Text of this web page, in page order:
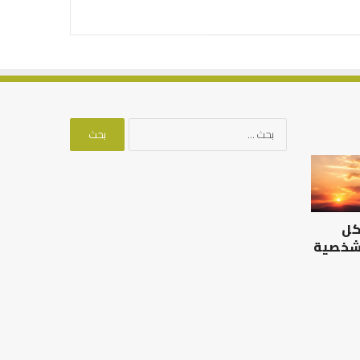
الرصيد
التربوي
والطفولة
المبكرة
..
كيف
شخصية
البحث